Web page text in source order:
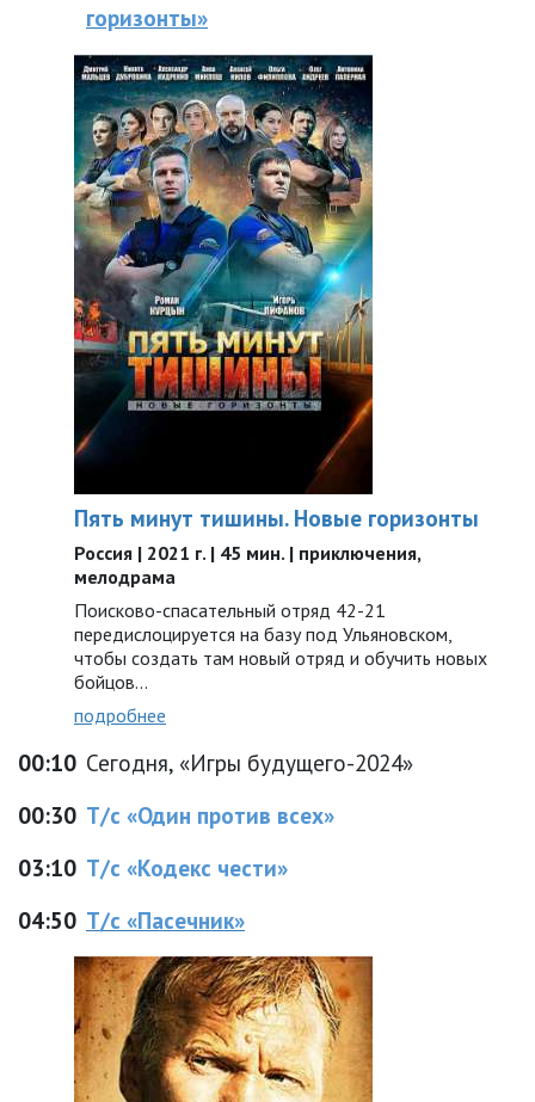
горизонты»
Пять минут тишины. Новые горизонты
Россия | 2021 г. | 45 мин. | приключения,
мелодрама
Поисково-спасательный отряд 42-21
передислоцируется на базу под Ульяновском,
чтобы создать там новый отряд и обучить новых
бойцов...
подробнее
00:10 Сегодня, «Игры будущего-2024»
00:30 Т/с «Один против всех»
03:10 Т/с «Кодекс чести»
04:50 Т/с «Пасечник»